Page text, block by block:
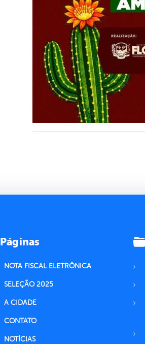
Páginas
NOTA FISCAL ELETRÔNICA
SELEÇÃO 2025
A CIDADE
CONTATO
NOTÍCIAS